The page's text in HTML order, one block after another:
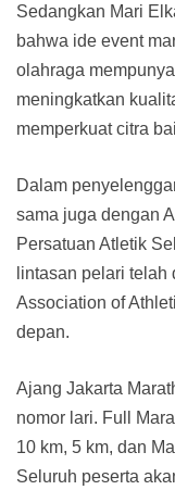
Sedangkan Mari
bahwa ide event
olahraga
meningkatkan
memperkuat citra
Dalam
sama juga dengan
Persatuan Atletik
lintasan pelari telah
Association of
depan.
Ajang Jakarta
nomor lari. Full
10 km, 5 km, dan
Seluruh peserta